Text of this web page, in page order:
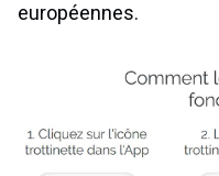
européennes.